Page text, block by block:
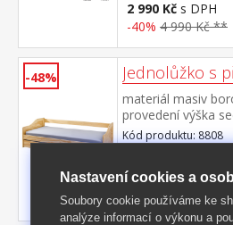
2 990 Kč s DPH
-40% 4 990 Kč **
-48% Jednolůžko s
materiál masiv
provedení výška
dřevěné laťkové
nejsou v ceně
doporučená výška
cm doporučený
cm
Kód produktu: 8808
3 999 Kčs DPH
-48% 7 699 Kč **
Nastavení cookies a
Soubory cookie používáme ke
analýze informací o výkonu a